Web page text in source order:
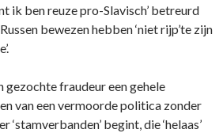
ik ben reuze pro-Slavisch’ betreurd
bewezen hebben ‘niet rijp’te zijn
gezochte fraudeur een gehele
van een vermoorde politica zonder
‘stamverbanden’ begint, die ‘helaas’